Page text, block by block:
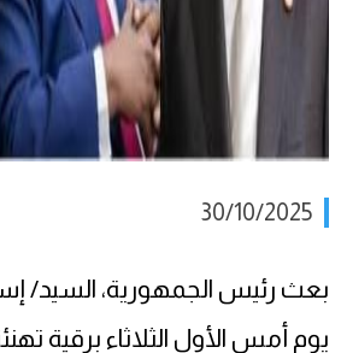
30/10/2025
بعث رئيس الجمهورية، السيد/
يوم أمس الأول الثلاثاء برقية